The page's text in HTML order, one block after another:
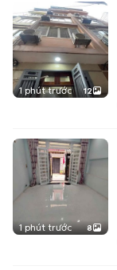
1 phút trước 12
1 phút trước 8